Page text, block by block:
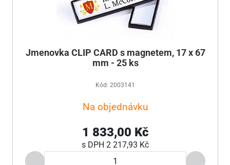
Jmenovka CLIP CARD s magnetem, 17 x 67
mm - 25 ks
Kód: 2003141
Na objednávku
1 833,00 Kč
s DPH 2 217,93 Kč